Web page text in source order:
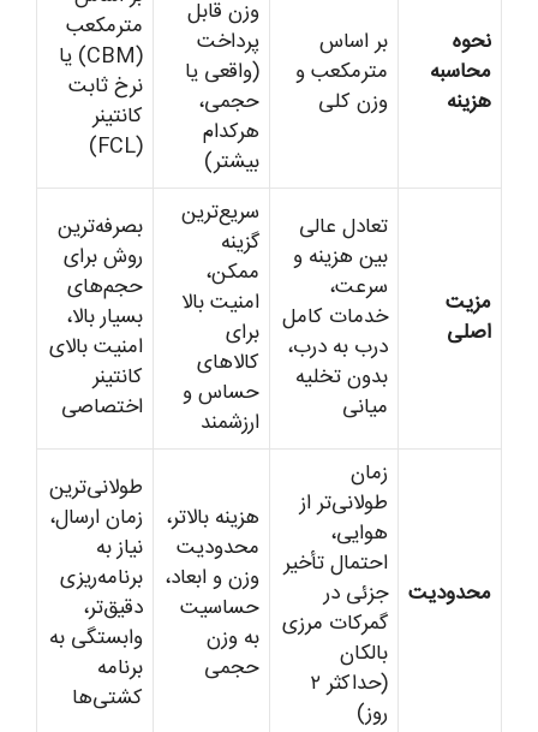
نحوه
محاسبه
هزینه
بر اساس
مترمکعب و
وزن کلی
وزن قابل
پرداخت
(واقعی یا
حجمی،
هرکدام
بیشتر)
مترمکعب
(CBM) یا
نرخ ثابت
کانتینر
(FCL)
مزیت
اصلی
تعادل عالی
بین هزینه و
سرعت،
خدمات کامل
درب به درب،
بدون تخلیه
میانی
سریع‌ترین
گزینه
ممکن،
امنیت بالا
برای
کالاهای
حساس و
ارزشمند
بصرفه‌ترین
روش برای
حجم‌های
بسیار بالا،
امنیت بالای
کانتینر
اختصاصی
محدودیت
زمان
طولانی‌تر از
هوایی،
احتمال تأخیر
جزئی در
گمرکات مرزی
بالکان
(حداکثر ۲
روز)
هزینه بالاتر،
محدودیت
وزن و ابعاد،
حساسیت
به وزن
حجمی
طولانی‌ترین
زمان ارسال،
نیاز به
برنامه‌ریزی
دقیق‌تر،
وابستگی به
برنامه
کشتی‌ها